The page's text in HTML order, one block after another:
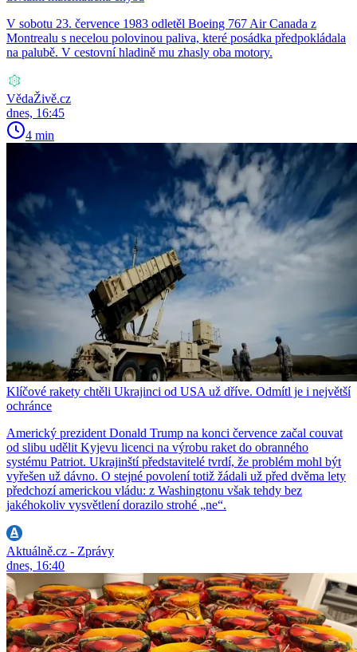
V sobotu 23. července 1983 odletěl Boeing 767 Air Canada z
Montrealu s necelou polovinou paliva, které posádka předpokládala
na palubě. V cestovní hladině mu zhasly oba motory.
VědaŽivě.cz
dnes, 16:45
4 min
Klíčové rakety chtěli Ukrajinci od USA už dříve. Odmítl je i největší
ochránce
Americký prezident Donald Trump na konci července začal couvat
od slibu udělit Kyjevu licenci na výrobu raket do obranného
systému Patriot. Ukrajinští představitelé tvrdí, že problém mohl být
vyřešen už dávno. O stejné povolení totiž žádali už před dvěma lety
předchozí americkou vládu: z Washingtonu však tehdy bez
jakéhokoliv vysvětlení dorazilo strohé „ne“.
Aktuálně.cz - Zprávy
dnes, 16:40